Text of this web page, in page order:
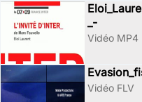
_-
Vidéo MP4
Vidéo FLV